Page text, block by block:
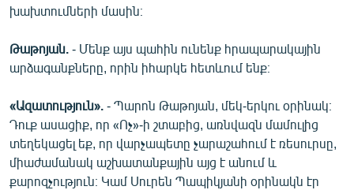
խախտումների մասին։
Թաթոյան. - Մենք այս պահին ունենք հրապարակային
արձագանքները, որին իհարկե հետևում ենք։
«Ազատություն». - Պարոն Թաթոյան, մեկ-երկու օրինակ։
Դուք ասացիք, որ «Ոչ»-ի շտաբից, առնվազն մամուլից
տեղեկացել եք, որ վարչապետը չարաշահում է ռեսուրսը,
միաժամանակ աշխատանքային այց է անում և
քարոզչություն։ Կամ Սուրեն Պապիկյանի օրինակն էր